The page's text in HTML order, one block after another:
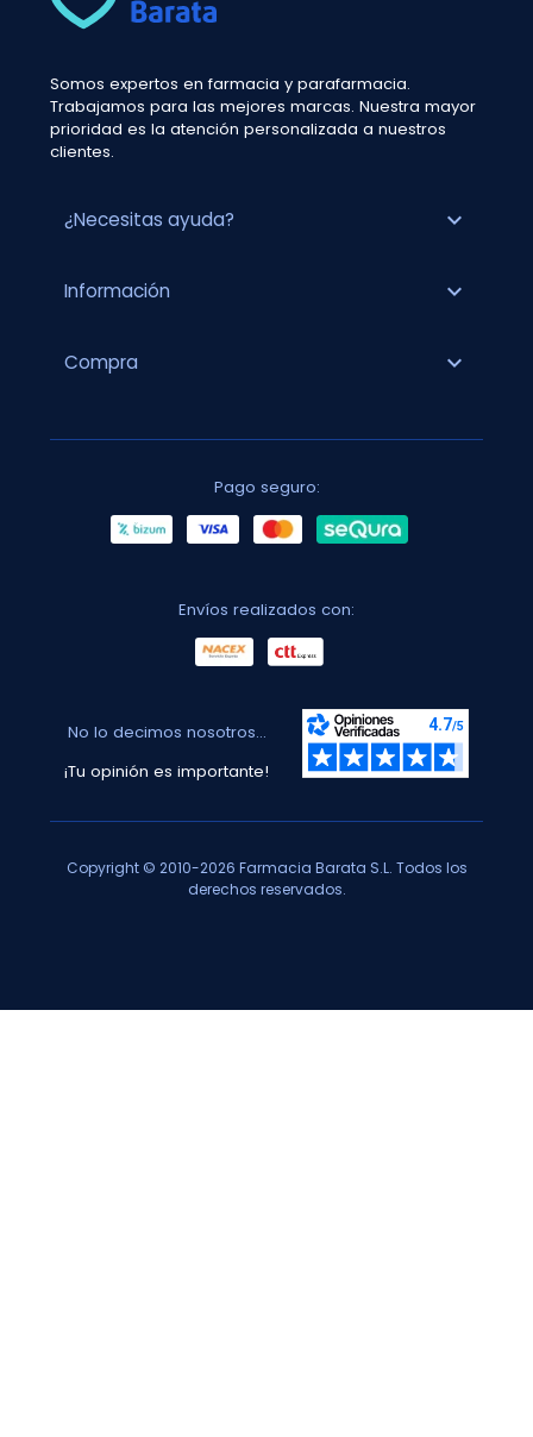
Somos expertos en farmacia y parafarmacia.
Trabajamos para las mejores marcas. Nuestra mayor
prioridad es la atención personalizada a nuestros
clientes.
¿Necesitas ayuda? expand_more
Información expand_more
Compra expand_more
Pago seguro:
Envíos realizados con:
No lo decimos nosotros...
¡Tu opinión es importante!
Copyright © 2010-2026 Farmacia Barata S.L. Todos los
derechos reservados.